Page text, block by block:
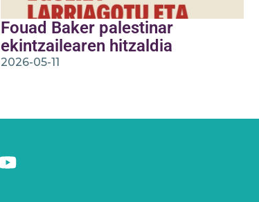
Fouad Baker palestinar
ekintzailearen hitzaldia
2026-05-11